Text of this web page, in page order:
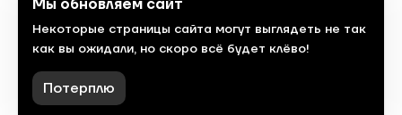
© 2023, торгово-сервисная сеть «Колесо»
Политика конфиденциальности
Сделано
красиво
Мы обновляем сайт
Некоторые страницы сайта могут выглядеть не так
как вы ожидали, но скоро всё будет клёво!
Потерплю